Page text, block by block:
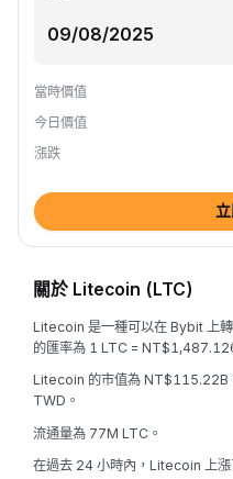
當時價值
今日價值
漲跌
關於 Litecoin (LTC)
Litecoin 是一種可以在 Bybit 上
的匯率為 1 LTC =
Litecoin 的市值為 NT$115.22B
TWD。
流通量為 77M LTC。
在過去 24 小時內，Litecoin 上